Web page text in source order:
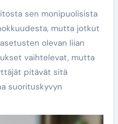
sen monipuolisista
mutta jotkut
olevan liian
vaihtelevat, mutta
pitävät sitä
suorituskyvyn